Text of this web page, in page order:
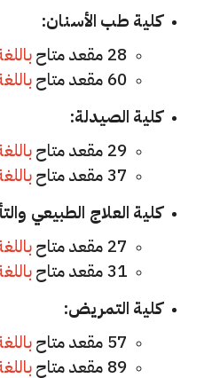
كلية طب الأسنان:
28 مقعد متاح
60 مقعد متاح
كلية الصيدلة:
29 مقعد متاح
37 مقعد متاح
كلية العلاج الطبيعي
27 مقعد متاح
31 مقعد متاح
كلية التمريض:
57 مقعد متاح
89 مقعد متاح